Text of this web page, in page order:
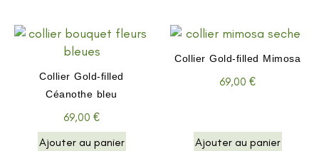
Collier Gold-filled
Céanothe bleu
69,00 €
Ajouter au panier
Collier Gold-filled Mimosa
69,00 €
Ajouter au panier